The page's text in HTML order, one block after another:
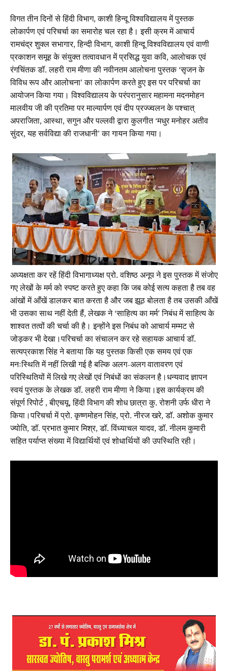
विगत तीन दिनों से हिंदी विभाग, काशी हिन्दू विश्वविद्यालय में पुस्तक
लोकार्पण एवं परिचर्चा का समारोह चल रहा है। इसी क्रम में आचार्य
रामचंद्र शुक्ल सभागार, हिन्दी विभाग, काशी हिन्दू विश्वविद्यालय एवं वाणी
प्रकाशन समूह के संयुक्त तत्वावधान में प्रसिद्ध युवा कवि, आलोचक एवं
रंगचिंतक डॉ. लहरी राम मीणा की नवीनतम आलोचना पुस्तक ‘सृजन के
विविध रूप और आलोचना’ का लोकार्पण करते हुए इस पर परिचर्चा का
आयोजन किया गया। विश्वविद्यालय के परंपरानुसार महामना मदनमोहन
मालवीय जी की प्रतिमा पर माल्यार्पण एवं दीप प्रज्ज्वलन के पश्चात्
अपराजिता, आस्था, सगुन और पल्लवी द्वारा कुलगीत ‘मधुर मनोहर अतीव
सुंदर, यह सर्वविद्या की राजधानी’ का गायन किया गया।
अध्यक्षता कर रहें हिंदी विभागाध्यक्ष प्रो. वशिष्ठ अनूप ने इस पुस्तक में संजोए
गए लेखों के मर्म को स्पष्ट करते हुए कहा कि जब कोई सत्य कहता है तब वह
आंखों में आँखें डालकर बात करता है और जब झूठ बोलता है तब उसकी आँखें
भी उसका साथ नहीं देती हैं, लेखक ने ‘साहित्य का मर्म’ निबंध में साहित्य के
शाश्वत तत्वों की चर्चा की है। इन्होंने इस निबंध को आचार्य मम्मट से
जोड़कर भी देखा।परिचर्चा का संचालन कर रहे सहायक आचार्य डॉ.
सत्यप्रकाश सिंह ने बताया कि यह पुस्तक किसी एक समय एवं एक
मनःस्थिति में नहीं लिखी गई है बल्कि अलग-अलग वातावरण एवं
परिस्थितियों में लिखे गए लेखों एवं निबंधों का संकलन है।धन्यवाद ज्ञापन
स्वयं पुस्तक के लेखक डॉ. लहरी राम मीणा ने किया।इस कार्यक्रम की
संपूर्ण रिपोर्ट , बीएचयू, हिंदी विभाग की शोध छात्रा कु. रोशनी उर्फ धीरा ने
किया।परिचर्चा में प्रो. कृष्णमोहन सिंह, प्रो. नीरज खरे, डॉ. अशोक कुमार
ज्योति, डॉ. प्रभात कुमार मिश्र, डॉ. विंध्याचल यादव, डॉ. नीलम कुमारी
सहित पर्याप्त संख्या में विद्यार्थियों एवं शोधार्थियों की उपस्थिति रही।